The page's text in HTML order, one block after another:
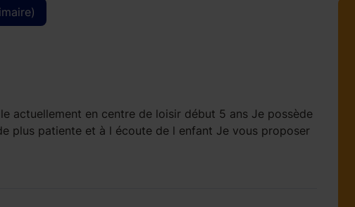
actuellement en centre de loisir début 5 ans Je possède
plus patiente et à l écoute de l enfant Je vous proposer